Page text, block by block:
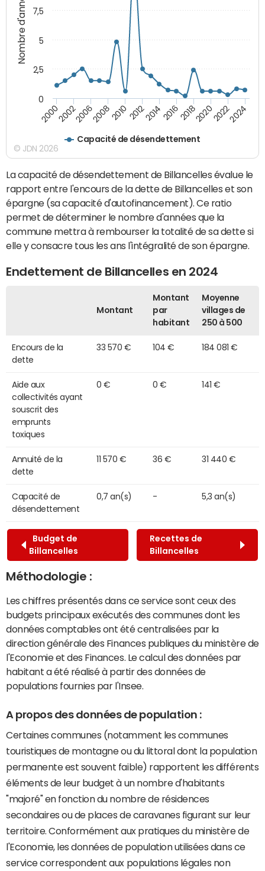
Nombre d'années
Capacité de désendettement
20002002200620082010 2012201420162018202020222024
0
2,5
5
7,5
© JDN 2026
La capacité de désendettement de Billancelles évalue le
rapport entre l'encours de la dette de Billancelles et son
épargne (sa capacité d'autofinancement). Ce ratio
permet de déterminer le nombre d'années que la
commune mettra à rembourser la totalité de sa dette si
elle y consacre tous les ans l'intégralité de son épargne.
Endettement de Billancelles en 2024
Montant
Montant
par
habitant
Moyenne
villages de
250 à 500
Encours de la
dette
33 570 € 104 € 184 081 €
Aide aux
collectivités ayant
souscrit des
emprunts
toxiques
0 € 0 € 141 €
Annuité de la
dette
11 570 € 36 € 31 440 €
Capacité de
désendettement
0,7 an(s) - 5,3 an(s)
Budget de
Billancelles
Recettes de
Billancelles
Méthodologie :
Les chiffres présentés dans ce service sont ceux des
budgets principaux exécutés des communes dont les
données comptables ont été centralisées par la
direction générale des Finances publiques du ministère de
l'Economie et des Finances. Le calcul des données par
habitant a été réalisé à partir des données de
populations fournies par l'Insee.
A propos des données de population :
Certaines communes (notamment les communes
touristiques de montagne ou du littoral dont la population
permanente est souvent faible) rapportent les différents
éléments de leur budget à un nombre d'habitants
"majoré" en fonction du nombre de résidences
secondaires ou de places de caravanes figurant sur leur
territoire. Conformément aux pratiques du ministère de
l'Economie, les données de population utilisées dans ce
service correspondent aux populations légales non